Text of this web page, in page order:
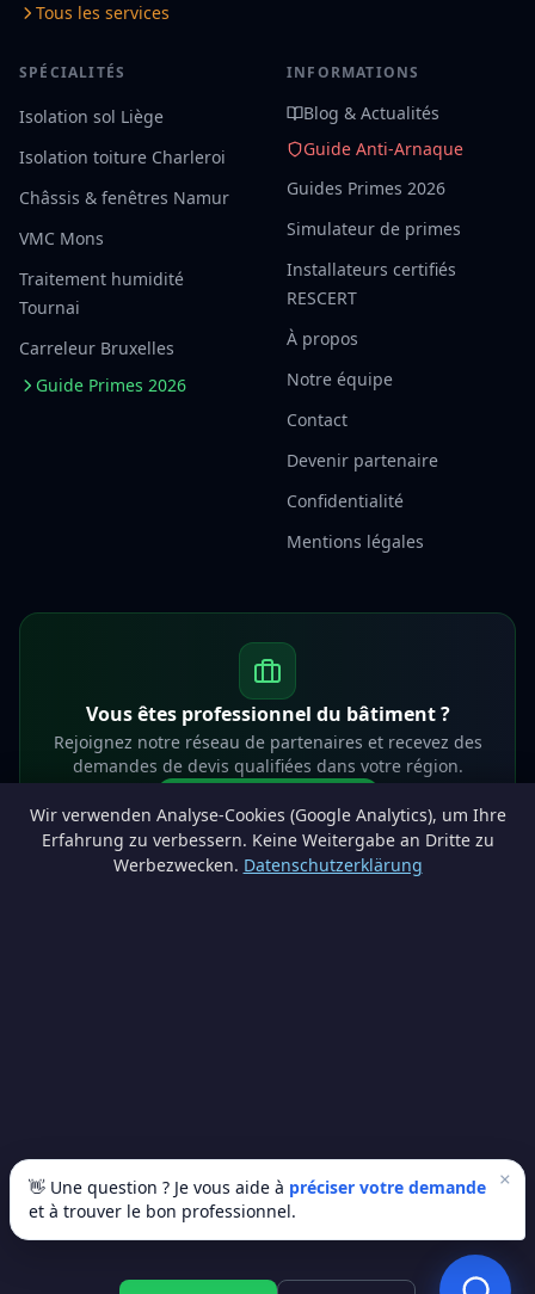
Wir verwenden Analyse-Cookies (Google Analytics), um Ihre
Erfahrung zu verbessern. Keine Weitergabe an Dritte zu
Werbezwecken. Datenschutzerklärung
Tous les services
SPÉCIALITÉS
Isolation sol Liège
Isolation toiture Charleroi
Châssis & fenêtres Namur
VMC Mons
Traitement humidité
Tournai
Carreleur Bruxelles
Guide Primes 2026
INFORMATIONS
Blog & Actualités
Guide Anti-Arnaque
Guides Primes 2026
Simulateur de primes
Installateurs certifiés
RESCERT
À propos
Notre équipe
Contact
Devenir partenaire
Confidentialité
Mentions légales
Vous êtes professionnel du bâtiment ?
Rejoignez notre réseau de partenaires et recevez des
demandes de devis qualifiées dans votre région.
info@lesprosdemaville.be
conseil personnalisé.
×
👋 Une question ? Je vous aide à préciser votre demande
et à trouver le bon professionnel.